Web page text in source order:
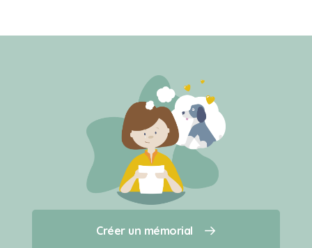
Créer un mémorial
Qui sommes-nous ?
Créer un mémorial